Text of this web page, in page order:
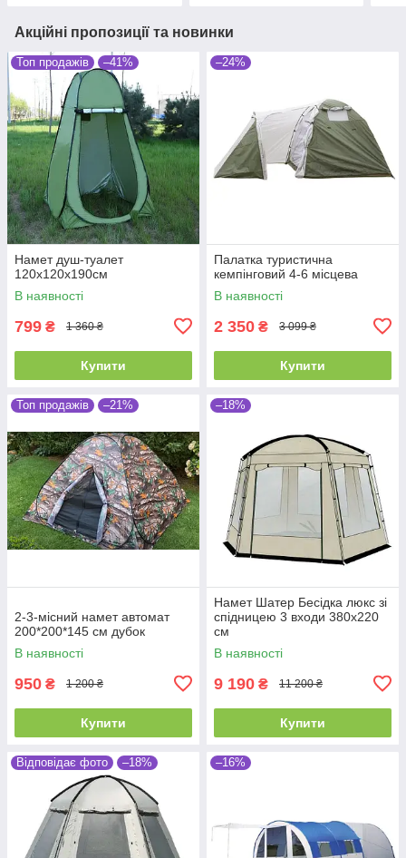
Акційні пропозиції та новинки
Топ продажів –41%
Намет душ-туалет
120х120х190см
В наявності
799 ₴ 1 360 ₴
Купити
–24%
Палатка туристична
кемпінговий 4-6 місцева
В наявності
2 350 ₴ 3 099 ₴
Купити
Топ продажів –21%
2-3-місний намет автомат
200*200*145 см дубок
В наявності
950 ₴ 1 200 ₴
Купити
–18%
Намет Шатер Бесідка люкс зі
спідницею 3 входи 380х220
см
В наявності
9 190 ₴ 11 200 ₴
Купити
Відповідає фото –18% –16%